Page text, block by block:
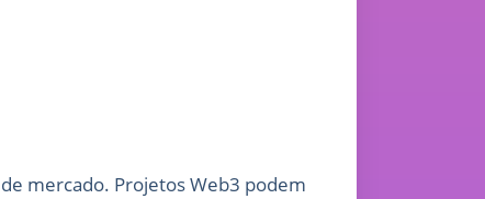
mercado. Projetos Web3 podem